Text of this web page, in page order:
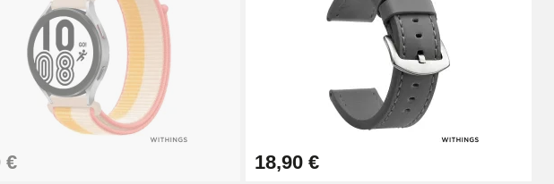
Ajouter au panier
Ajouter au panier
€ 18,90 €